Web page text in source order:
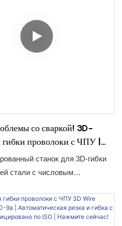
со сваркой! 3D-
гибки проволоки с ЧПУ |
подачи | Более
в восторге!
станок для 3D-гибки
стали с числовым
трехмерную гибку проволоки.
начала производство